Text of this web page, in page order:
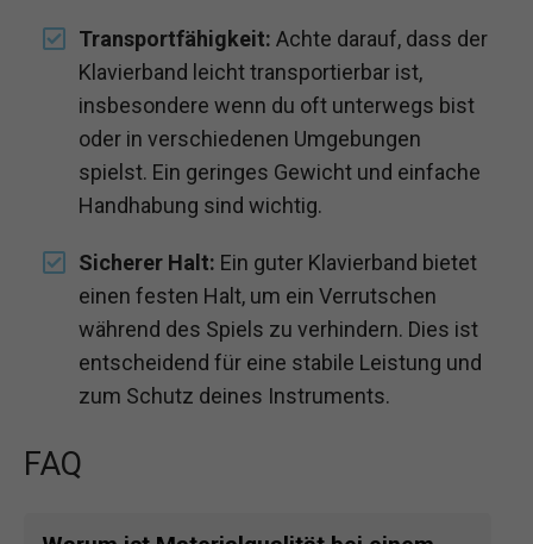
Transportfähigkeit: Achte darauf, dass der
Klavierband leicht transportierbar ist,
insbesondere wenn du oft unterwegs bist
oder in verschiedenen Umgebungen
spielst. Ein geringes Gewicht und einfache
Handhabung sind wichtig.
Sicherer Halt: Ein guter Klavierband bietet
einen festen Halt, um ein Verrutschen
während des Spiels zu verhindern. Dies ist
entscheidend für eine stabile Leistung und
zum Schutz deines Instruments.
FAQ